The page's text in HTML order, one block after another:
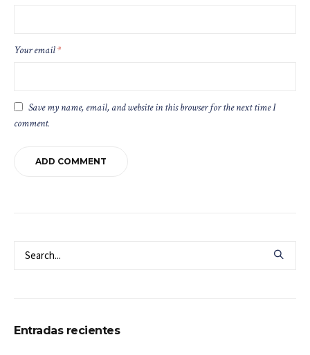
Your email*
Save my name, email, and website in this browser for the next time I
comment.
Entradas recientes